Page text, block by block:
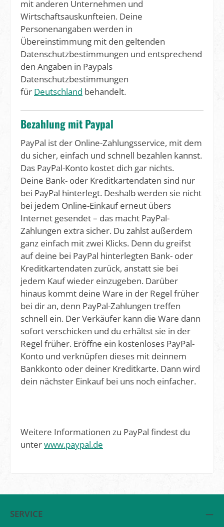
mit anderen Unternehmen und
Wirtschaftsauskunfteien. Deine
Personenangaben werden in
Übereinstimmung mit den geltenden
Datenschutzbestimmungen und entsprechend
den Angaben in Paypals
Datenschutzbestimmungen
für Deutschland behandelt.
Bezahlung mit Paypal
PayPal ist der Online-Zahlungsservice, mit dem
du sicher, einfach und schnell bezahlen kannst.
Das PayPal-Konto kostet dich gar nichts.
Deine Bank- oder Kreditkartendaten sind nur
bei PayPal hinterlegt. Deshalb werden sie nicht
bei jedem Online-Einkauf erneut übers
Internet gesendet – das macht PayPal-
Zahlungen extra sicher. Du zahlst außerdem
ganz einfach mit zwei Klicks. Denn du greifst
auf deine bei PayPal hinterlegten Bank- oder
Kreditkartendaten zurück, anstatt sie bei
jedem Kauf wieder einzugeben. Darüber
hinaus kommt deine Ware in der Regel früher
bei dir an, denn PayPal-Zahlungen treffen
schnell ein. Der Verkäufer kann die Ware dann
sofort verschicken und du erhältst sie in der
Regel früher. Eröffne ein kostenloses PayPal-
Konto und verknüpfen dieses mit deinnem
Bankkonto oder deiner Kreditkarte. Dann wird
dein nächster Einkauf bei uns noch einfacher.
Weitere Informationen zu PayPal findest du
unterwww.paypal.de
SERVICE